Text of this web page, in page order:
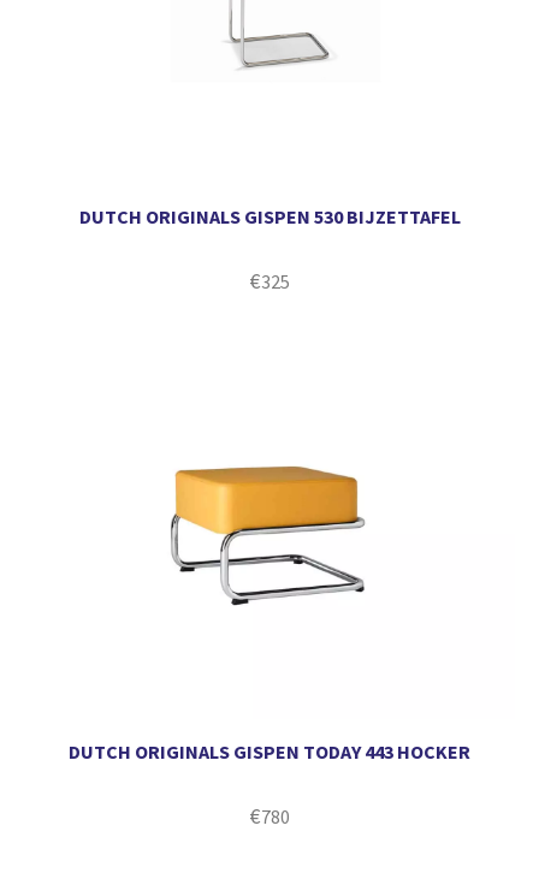
DUTCH ORIGINALS GISPEN 530 BIJZETTAFEL
€325
DUTCH ORIGINALS GISPEN TODAY 443 HOCKER
€780